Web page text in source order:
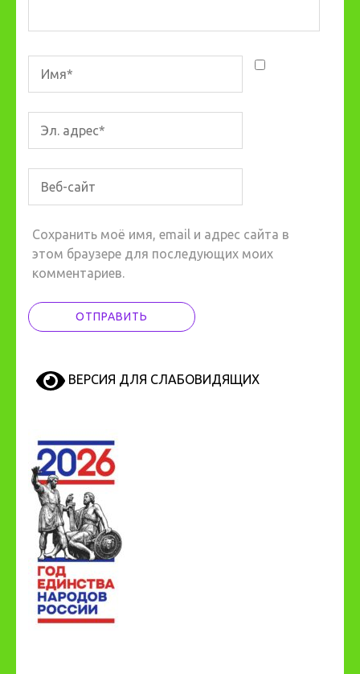
Сохранить моё имя, email и адрес сайта в
этом браузере для последующих моих
комментариев.
ВЕРСИЯ ДЛЯ СЛАБОВИДЯЩИХ